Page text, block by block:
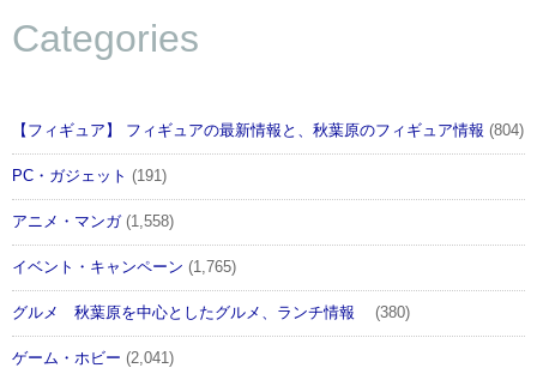
Categories
【フィギュア】 フィギュアの最新情報と、秋葉原のフィギュア情報 (804)
PC・ガジェット (191)
アニメ・マンガ(1,558)
イベント・キャンペーン (1,765)
グルメ 秋葉原を中心としたグルメ、ランチ情報 (380)
ゲーム・ホビー (2,041)